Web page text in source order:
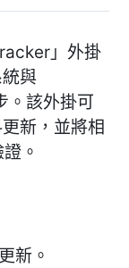
」外掛
與
。該外掛可
新，並將相
。
新。